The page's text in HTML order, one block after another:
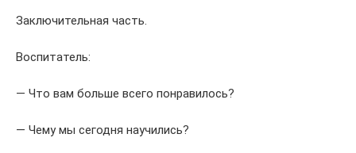
Заключительная часть.
Воспитатель:
— Что вам больше всего понравилось?
— Чему мы сегодня научились?